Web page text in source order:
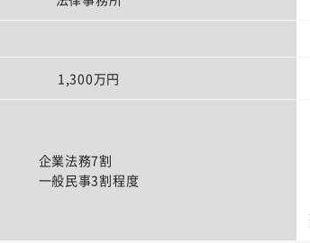
1,300万円
企業法務7割
一般民事3割程度